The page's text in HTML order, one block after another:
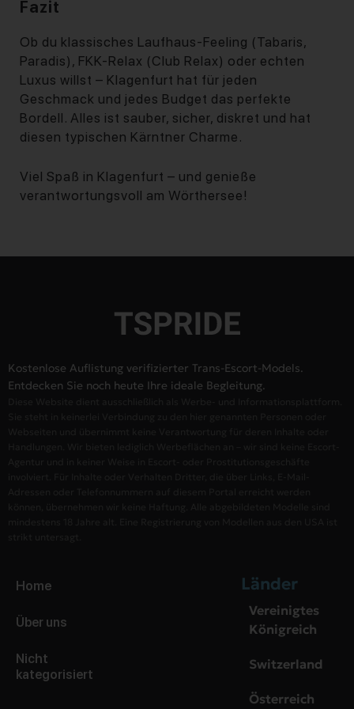
Fazit
Ob du klassisches Laufhaus-Feeling (Tabaris,
Paradis), FKK-Relax (Club Relax) oder echten
Luxus willst – Klagenfurt hat für jeden
Geschmack und jedes Budget das perfekte
Bordell. Alles ist sauber, sicher, diskret und hat
diesen typischen Kärntner Charme.
Viel Spaß in Klagenfurt – und genieße
verantwortungsvoll am Wörthersee!
Kostenlose Auflistung verifizierter Trans-Escort-Models.
Entdecken Sie noch heute Ihre ideale Begleitung.
Home
Über uns
Nicht
kategorisiert
Länder
Vereinigtes
Königreich
Switzerland
Österreich